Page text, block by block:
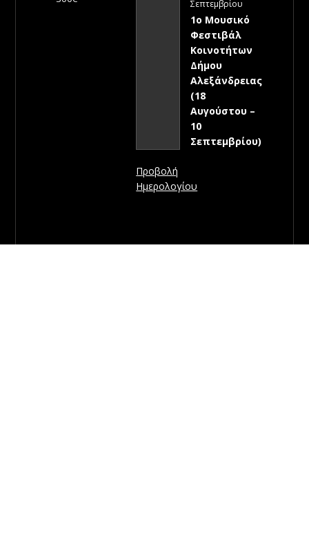
Σεπτεμβρίου
1ο Μουσικό
Φεστιβάλ
Κοινοτήτων
Δήμου
Αλεξάνδρειας
(18
Αυγούστου –
10
Σεπτεμβρίου)